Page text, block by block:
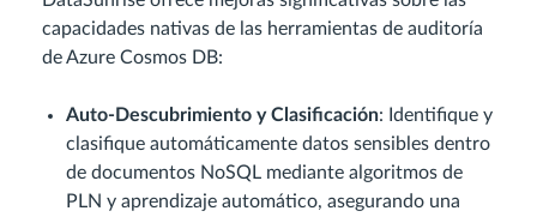
capacidades nativas de las herramientas de auditoría
de Azure Cosmos DB:
Auto-Descubrimiento y Clasificación: Identifique y
clasifique automáticamente datos sensibles dentro
de documentos NoSQL mediante algoritmos de
PLN y aprendizaje automático, asegurando una